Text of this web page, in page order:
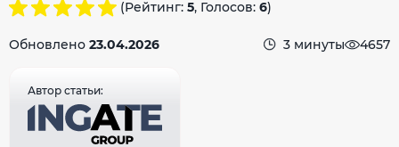
(Рейтинг: 5, Голосов: 6)
Обновлено 23.04.2026 3 минуты 4657
Автор статьи: